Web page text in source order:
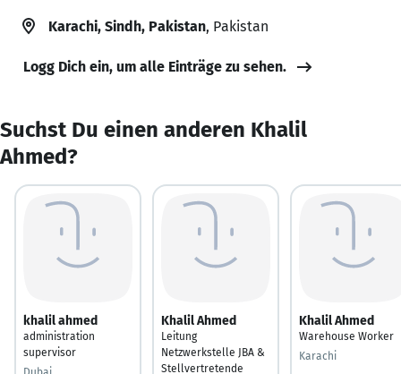
Karachi, Sindh, Pakistan, Pakistan
Logg Dich ein, um alle Einträge zu sehen.
Suchst Du einen anderen Khalil
Ahmed?
khalil ahmed
administration
supervisor
Khalil Ahmed
Leitung
Netzwerkstelle JBA &
Stellvertretende
Khalil Ahmed
Warehouse Worker
Karachi